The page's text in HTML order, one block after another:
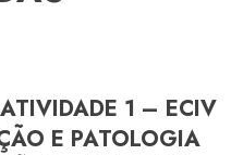
1 – ECIV
E PATOLOGIA